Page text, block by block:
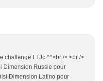
challenge El Jc ^^<br /> <br />
Dimension Russie pour
Dimension Latino pour